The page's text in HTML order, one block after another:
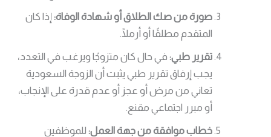
صورة من صك الطلاق أو شهادة الوفاة: إذا كان
المتقدم مطلقًا أو أرملًا.
تقرير طبي: في حال كان متزوجًا ويرغب في التعدد،
يجب إرفاق تقرير طبي يثبت أن الزوجة السعودية
تعاني من مرض أو عجز أو عدم قدرة على الإنجاب،
أو مبرر اجتماعي مقنع.
خطاب موافقة من جهة العمل: للموظفين